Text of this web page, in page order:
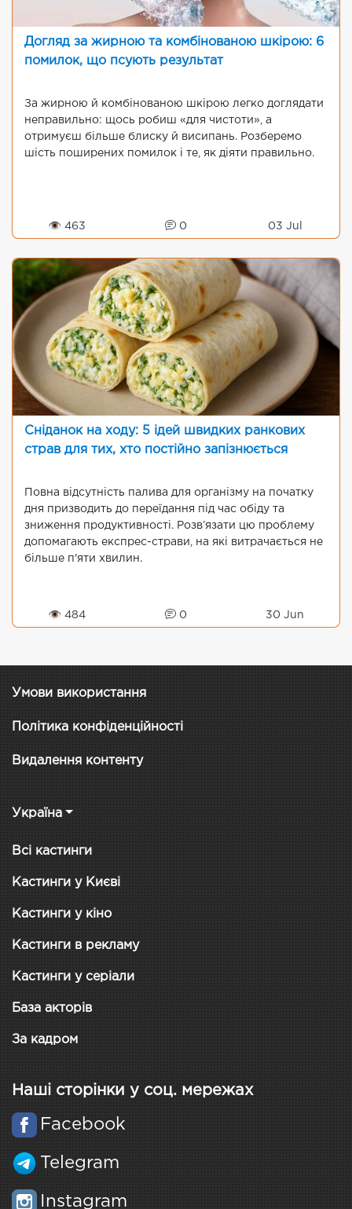
Догляд за жирною та комбінованою шкірою: 6
помилок, що псують результат
За жирною й комбінованою шкірою легко доглядати
неправильно: щось робиш «для чистоти», а
отримуєш більше блиску й висипань. Розберемо
шість поширених помилок і те, як діяти правильно.
👁 463 0 03 Jul
Сніданок на ходу: 5 ідей швидких ранкових
страв для тих, хто постійно запізнюється
Повна відсутність палива для організму на початку
дня призводить до переїдання під час обіду та
зниження продуктивності. Розв’язати цю проблему
допомагають експрес-страви, на які витрачається не
більше п'яти хвилин.
👁 484 0 30 Jun
Умови використання
Політика конфіденційності
Видалення контенту
Україна
Всі кастинги
Кастинги у Києві
Кастинги у кіно
Кастинги в рекламу
Кастинги у серіали
База акторів
За кадром
Наші сторінки у соц. мережах
Facebook
Telegram
Instagram